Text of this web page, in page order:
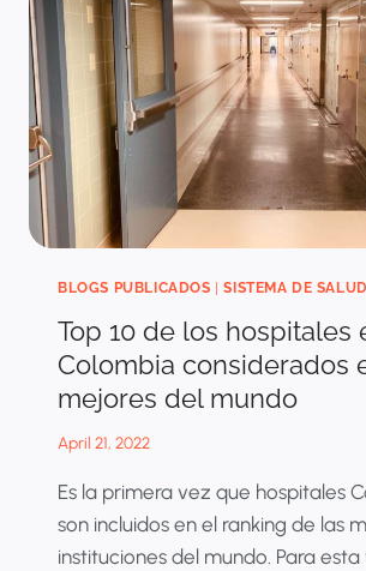
BLOGS PUBLICADOS |SISTEMA DE SALUD
Top 10 de los hospitales
Colombia considerados
mejores del mundo
April 21, 2022
Es la primera vez que hospitales
son incluidos en el ranking de las
instituciones del mundo. Para esta